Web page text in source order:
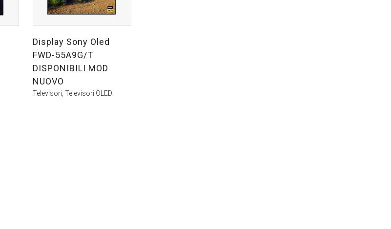
Display Sony Oled
FWD-55A9G/T
DISPONIBILI MOD
NUOVO
Televisori ,Televisori OLED